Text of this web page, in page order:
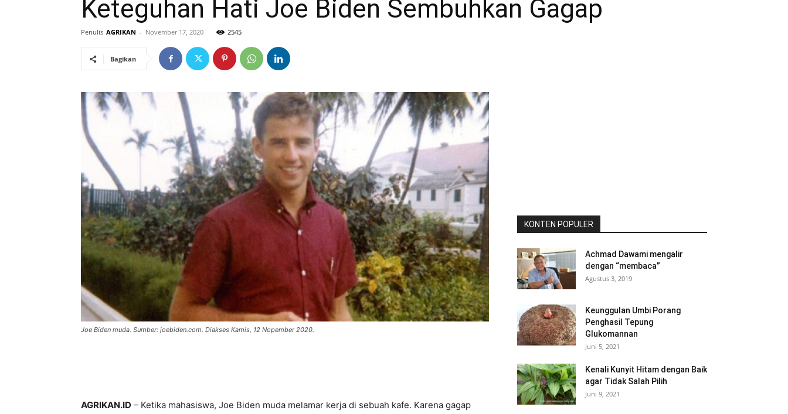
Keteguhan Hati Joe Biden Sembuhkan Gagap
Penulis AGRIKAN - November 17, 2020 2545
Bagikan
Joe Biden muda. Sumber: joebiden.com. Diakses Kamis, 12 Nopember 2020.
AGRIKAN.ID – Ketika mahasiswa, Joe Biden muda melamar kerja di sebuah kafe. Karena gagap
KONTEN POPULER
Achmad Dawami mengalir
dengan “membaca”
Agustus 3, 2019
Keunggulan Umbi Porang
Penghasil Tepung
Glukomannan
Juni 5, 2021
Kenali Kunyit Hitam dengan Baik
agar Tidak Salah Pilih
Juni 9, 2021